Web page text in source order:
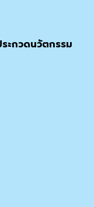
ะกวดนวัตกรรม